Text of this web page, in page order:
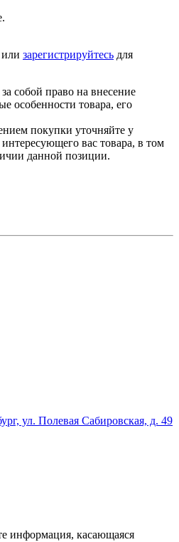
или зарегистрируйтесь для
собой право на внесение
особенности товара, его
покупки уточняйте у
вас товара, в том
данной позиции.
ул. Полевая Сабировская, д. 49
информация, касающаяся